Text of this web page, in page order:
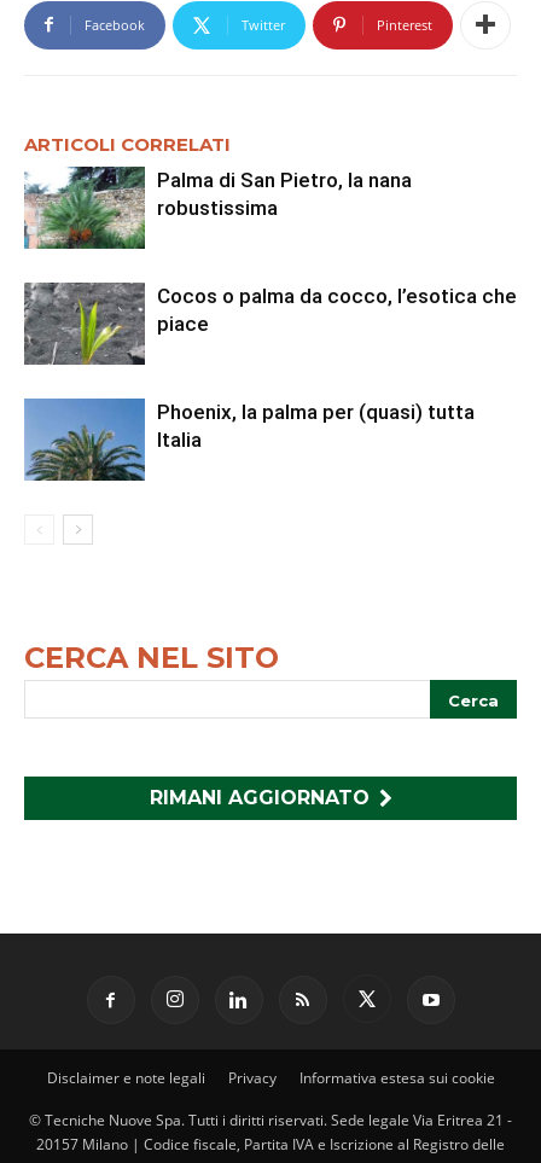
Facebook Twitter Pinterest
ARTICOLI CORRELATI
Palma di San Pietro, la nana
robustissima
Cocos o palma da cocco, l’esotica che
piace
Phoenix, la palma per (quasi) tutta
Italia
CERCA NEL SITO
RIMANI AGGIORNATO
Disclaimer e note legali Privacy Informativa estesa sui cookie
© Tecniche Nuove Spa. Tutti i diritti riservati. Sede legale Via Eritrea 21 -
20157 Milano | Codice fiscale, Partita IVA e Iscrizione al Registro delle